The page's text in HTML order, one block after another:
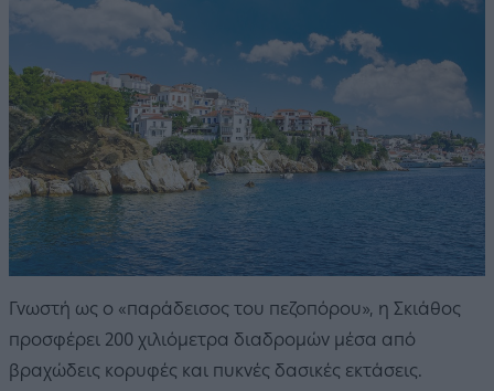
Γνωστή ως ο «παράδεισος του πεζοπόρου», η Σκιάθος
προσφέρει 200 χιλιόμετρα διαδρομών μέσα από
βραχώδεις κορυφές και πυκνές δασικές εκτάσεις.